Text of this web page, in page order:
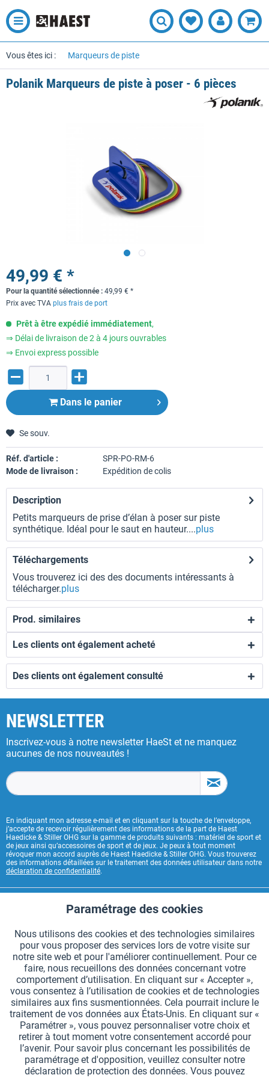
Vous êtes ici : Marqueurs de piste
Polanik Marqueurs de piste à poser - 6 pièces
49,99 € *
Pour la quantité sélectionnée : 49,99 € *
Prix avec TVA plus frais de port
Prêt à être expédié immédiatement,
⇒ Délai de livraison de 2 à 4 jours ouvrables
⇒ Envoi express possible
Dans le panier
Se souv.
Réf. d'article :
SPR-PO-RM-6
Mode de livraison :
Expédition de colis
Description
Petits marqueurs de prise d’élan à poser sur piste
synthétique. Idéal pour le saut en hauteur....plus
Téléchargements
Vous trouverez ici des des documents intéressants à
télécharger.plus
Prod. similaires
Les clients ont également acheté
Des clients ont également consulté
NEWSLETTER
Inscrivez-vous à notre newsletter HaeSt et ne manquez
aucunes de nos nouveautés !
En indiquant mon adresse e-mail et en cliquant sur la touche de l’enveloppe,
j’accepte de recevoir régulièrement des informations de la part de Haest
Haedicke & Stiller OHG sur la gamme de produits suivants : matériel de sport et
de jeux ainsi qu’accessoires de sport et de jeux. Je peux à tout moment
révoquer mon accord auprès de Haest Haedicke & Stiller OHG. Vous trouverez
des informations détaillées sur le traitement des données utilisateur dans notre
déclaration de confidentialité.
INFORMATIONS GÉNÉRALES
MODES DE PAIEMENT
*Tous les prix comprennent la TVA et sont indiqués horsfrais de port.
Paramètres des cookies Demander le catalogue
Gravures laser sur des témoins Newsletter Qui sommes nous ?
Aide et support Contact Livraison et paiement
Fonctionnels Aktiv
Suivi Aktiv
Paramétrage des cookies
Nous utilisons des cookies et des technologies similaires
pour vous proposer des services lors de votre visite sur
notre site web et pour l'améliorer continuellement. Pour ce
faire, nous recueillons des données concernant votre
comportement d’utilisation. En cliquant sur « Accepter »,
vous consentez à l’utilisation de cookies et de technologies
similaires aux fins susmentionnées. Cela pourrait inclure le
traitement de vos données aux États-Unis. En cliquant sur «
Paramétrer », vous pouvez personnaliser votre choix et
retirer à tout moment votre consentement accordé pour
l’avenir. Pour savoir plus concernant les possibilités de
paramétrage et d'opposition, veuillez consulter notre
déclaration de protection des données. Vous pouvez